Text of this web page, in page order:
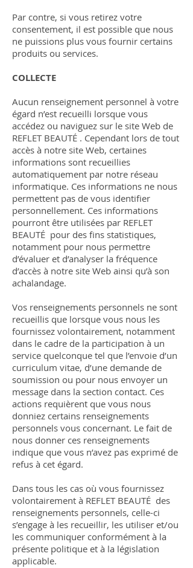
Par contre, si vous retirez votre
consentement, il est possible que nous
ne puissions plus vous fournir certains
produits ou services.
COLLECTE
Aucun renseignement personnel à votre
égard n’est recueilli lorsque vous
accédez ou naviguez sur le site Web de
REFLET BEAUTÉ . Cependant lors de tout
accès à notre site Web, certaines
informations sont recueillies
automatiquement par notre réseau
informatique. Ces informations ne nous
permettent pas de vous identifier
personnellement. Ces informations
pourront être utilisées par REFLET
BEAUTÉ pour des fins statistiques,
notamment pour nous permettre
d’évaluer et d’analyser la fréquence
d’accès à notre site Web ainsi qu’à son
achalandage.
Vos renseignements personnels ne sont
recueillis que lorsque vous nous les
fournissez volontairement, notamment
dans le cadre de la participation à un
service quelconque tel que l’envoie d’un
curriculum vitae, d’une demande de
soumission ou pour nous envoyer un
message dans la section contact. Ces
actions requièrent que vous nous
donniez certains renseignements
personnels vous concernant. Le fait de
nous donner ces renseignements
indique que vous n’avez pas exprimé de
refus à cet égard.
Dans tous les cas où vous fournissez
volontairement à REFLET BEAUTÉ des
renseignements personnels, celle-ci
s’engage à les recueillir, les utiliser et/ou
les communiquer conformément à la
présente politique et à la législation
applicable.